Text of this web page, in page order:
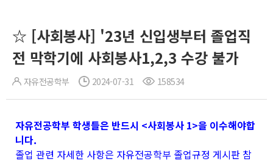
☆ [사회봉사] '23년 신입생부터 졸업직
전 막학기에 사회봉사1,2,3 수강 불가
자유전공학부 2024-07-31 158534
자유전공학부 학생들은 반드시 <사회봉사 1>을 이수해야합
니다.
졸업 관련 자세한 사항은 자유전공학부 졸업규정 게시판 참